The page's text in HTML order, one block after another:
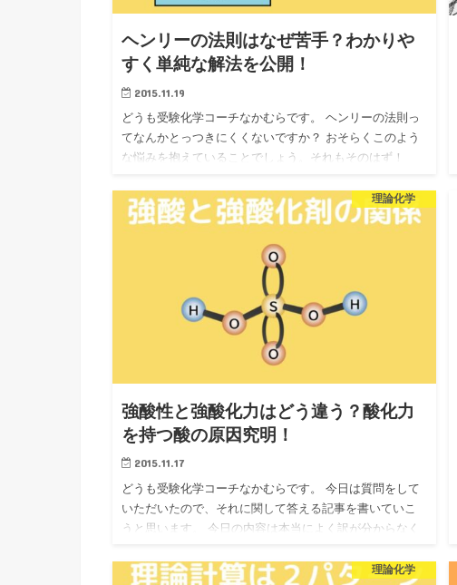
ヘンリーの法則はなぜ苦手？わかりや
すく単純な解法を公開！
2015.11.19
どうも受験化学コーチなかむらです。 ヘンリーの法則っ
てなんかとっつきにくくないですか？ おそらくこのよう
な悩みを抱えていることでしょう。それもそのはず！
矛盾している（よ…
理論化学
強酸性と強酸化力はどう違う？酸化力
を持つ酸の原因究明！
2015.11.17
どうも受験化学コーチなかむらです。 今日は質問をして
いただいたので、それに関して答える記事を書いていこ
うと思います。 今日の内容は本当によく訳が分からなく
容で、 きっち…
理論化学